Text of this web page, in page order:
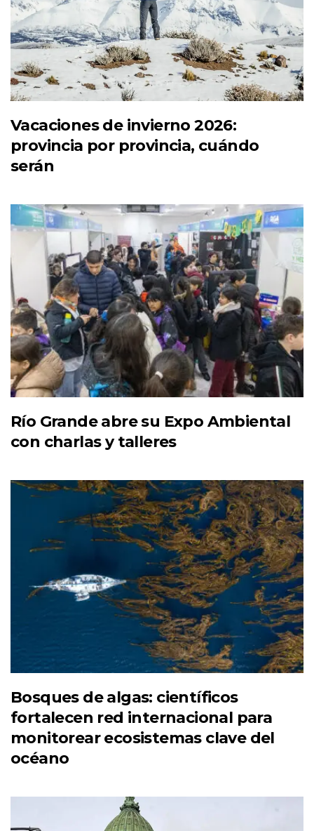
Vacaciones de invierno 2026:
provincia por provincia, cuándo
serán
Río Grande abre su Expo Ambiental
con charlas y talleres
Bosques de algas: científicos
fortalecen red internacional para
monitorear ecosistemas clave del
océano